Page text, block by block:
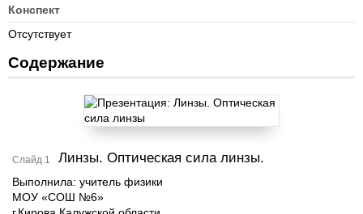
Конспект
Отсутствует
Содержание
Слайд 1 Линзы. Оптическая сила линзы.
Выполнила: учитель физики
МОУ «СОШ №6»